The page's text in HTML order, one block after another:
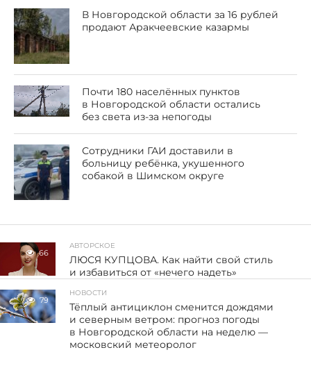
В Новгородской области за 16 рублей
продают Аракчеевские казармы
Почти 180 населённых пунктов
в Новгородской области остались
без света из-за непогоды
Сотрудники ГАИ доставили в
больницу ребёнка, укушенного
собакой в Шимском округе
66
АВТОРСКОЕ
ЛЮСЯ КУПЦОВА. Как найти свой стиль
и избавиться от «нечего надеть»
79
НОВОСТИ
Тёплый антициклон сменится дождями
и северным ветром: прогноз погоды
в Новгородской области на неделю —
московский метеоролог